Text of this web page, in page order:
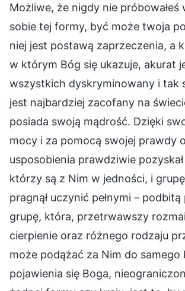
Możliwe, że nigdy nie próbowałeś
sobie tej formy, być może twoja
niej jest postawą zaprzeczenia, a
w którym Bóg się ukazuje, akurat
wszystkich dyskryminowany i tak
jest najbardziej zacofany na
posiada swoją mądrość. Dzięki
mocy i za pomocą swojej prawdy
usposobienia prawdziwie
którzy są z Nim w jedności, i
pragnął uczynić pełnymi –
grupę, która, przetrwawszy
cierpienie oraz różnego rodzaju
może podążać za Nim do samego
pojawienia się Boga,